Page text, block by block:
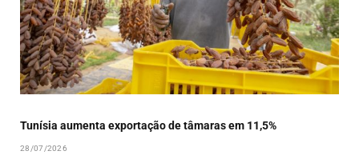
Tunísia aumenta exportação de tâmaras em 11,5%
28/07/2026